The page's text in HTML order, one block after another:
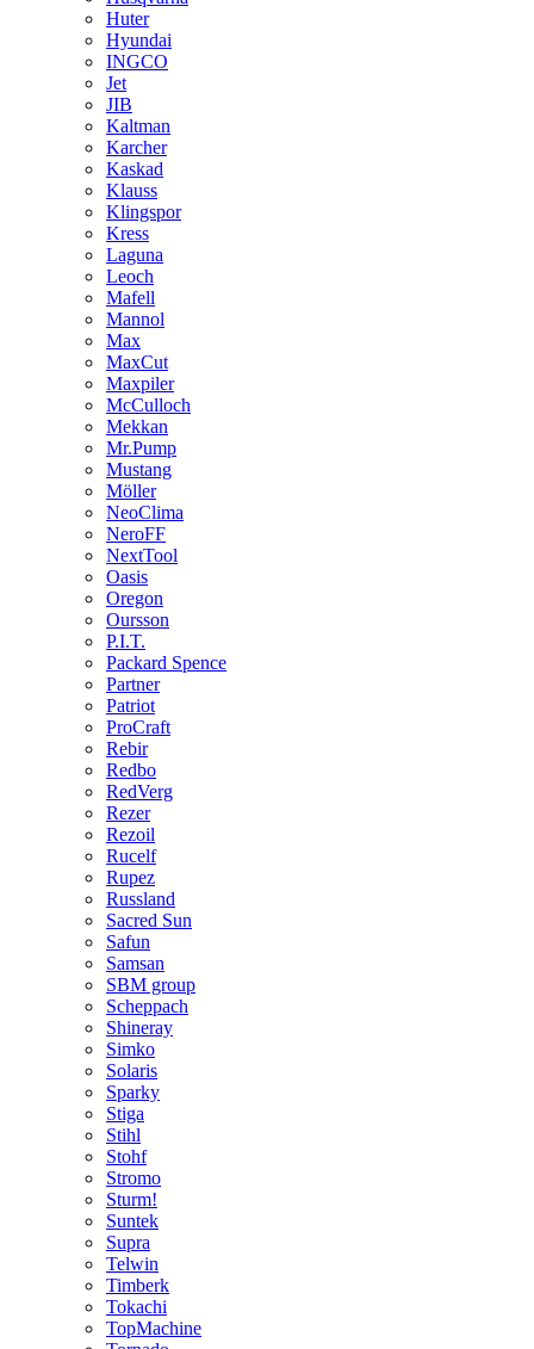
Huter
Hyundai
INGCO
Jet
JIB
Kaltman
Karcher
Kaskad
Klauss
Klingspor
Kress
Laguna
Leoch
Mafell
Mannol
Max
MaxCut
Maxpiler
McCulloch
Mekkan
Mr.Pump
Mustang
Möller
NeoClima
NeroFF
NextTool
Oasis
Oregon
Oursson
P.I.T.
Packard Spence
Partner
Patriot
ProCraft
Rebir
Redbo
RedVerg
Rezer
Rezoil
Rucelf
Rupez
Russland
Sacred Sun
Safun
Samsan
SBM group
Scheppach
Shineray
Simko
Solaris
Sparky
Stiga
Stihl
Stohf
Stromo
Sturm!
Suntek
Supra
Telwin
Timberk
Tokachi
TopMachine